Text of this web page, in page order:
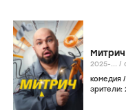
Митрич
2025-... /
комедия /
зрители: